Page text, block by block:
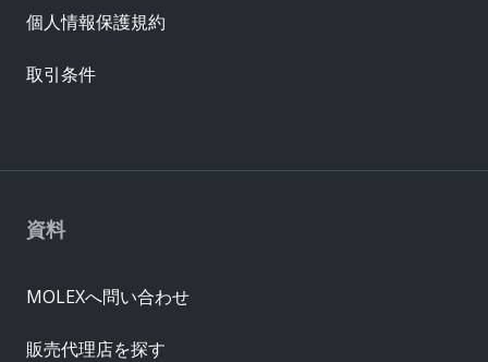
資料
MOLEXへ問い合わせ
販売代理店を探す
個人情報保護規約
取引条件